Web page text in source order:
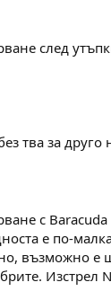
след
тва за друго
с
е по-малка
възможно е
Изстрел